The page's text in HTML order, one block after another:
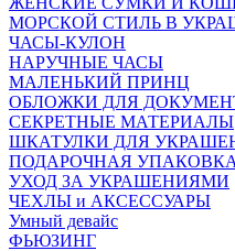
МОРСКОЙ СТИЛЬ В
ЧАСЫ-КУЛОН
НАРУЧНЫЕ ЧАСЫ
МАЛЕНЬКИЙ ПРИНЦ
ОБЛОЖКИ ДЛЯ
СЕКРЕТНЫЕ МАТЕРИАЛЫ
ШКАТУЛКИ ДЛЯ
ПОДАРОЧНАЯ УПАКОВКА
УХОД ЗА УКРАШЕНИЯМИ
ЧEХЛЫ и АКСЕССУАРЫ
Умный девайс
ФЬЮЗИНГ